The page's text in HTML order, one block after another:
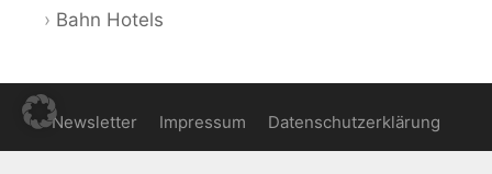
Bahn Hotels
Newsletter Impressum Datenschutzerklärung